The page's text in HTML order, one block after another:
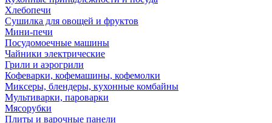
Хлебопечи
Сушилка для овощей и фруктов
Мини-печи
Посудомоечные машины
Чайники электрические
Грили и аэрогрили
Кофеварки, кофемашины, кофемолки
Миксеры, блендеры, кухонные комбайны
Мультиварки, пароварки
Мясорубки
Плиты и варочные панели